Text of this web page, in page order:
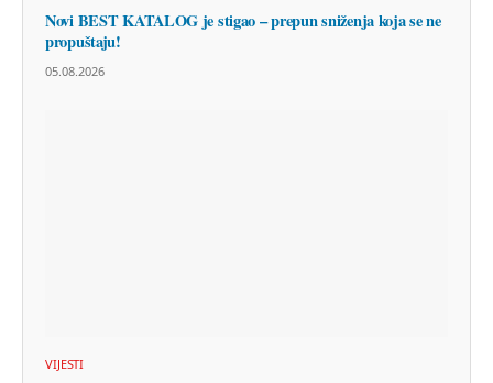
Novi BEST KATALOG je stigao – prepun sniženja koja se ne
propuštaju!
05.08.2026
VIJESTI